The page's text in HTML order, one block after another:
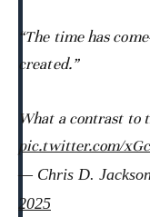
“The time has
created.”
What a contrast to
pic.twitter.com/
— Chris D.
2025